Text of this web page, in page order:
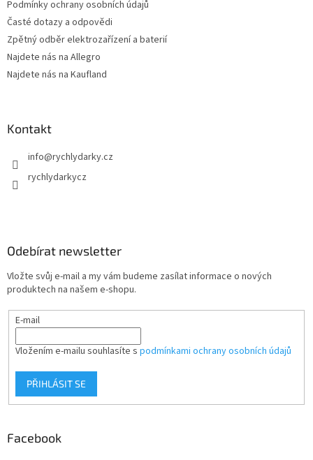
Podmínky ochrany osobních údajů
Časté dotazy a odpovědi
Zpětný odběr elektrozařízení a baterií
Najdete nás na Allegro
Najdete nás na Kaufland
Kontakt
info@rychlydarky.cz
rychlydarkycz
Odebírat newsletter
Vložte svůj e-mail a my vám budeme zasílat informace o nových
produktech na našem e-shopu.
E-mail
Vložením e-mailu souhlasíte s podmínkami ochrany osobních údajů
PŘIHLÁSIT SE
Facebook